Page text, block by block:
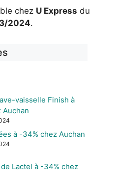
chez U Express du
2024.
vaisselle Finish à
Auchan
à -34% chez Auchan
Lactel à -34% chez